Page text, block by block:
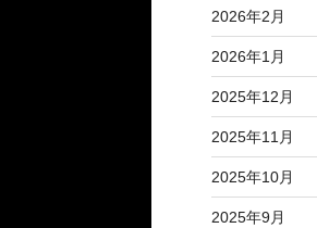
2026年2月
2026年1月
2025年12月
2025年11月
2025年10月
2025年9月